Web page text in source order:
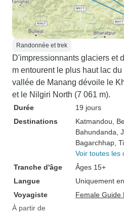
Randonnée et trek
D'impressionnants glaciers et
m entourent le plus haut lac
vallée de Manang dévoile le
et le Nilgiri North (7 061 m).
Durée
19 jours
Destinations
Katmandou ,
Bahundanda ,
Bagarchhap ,
Voir toutes les
Tranche d'âge
Âges 15+
Langue
Uniquement
Voyagiste
Female Guide
À partir de